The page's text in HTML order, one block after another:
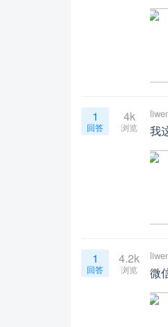
1
回答
4k
浏览 我
1
回答
4.2k
浏览 微